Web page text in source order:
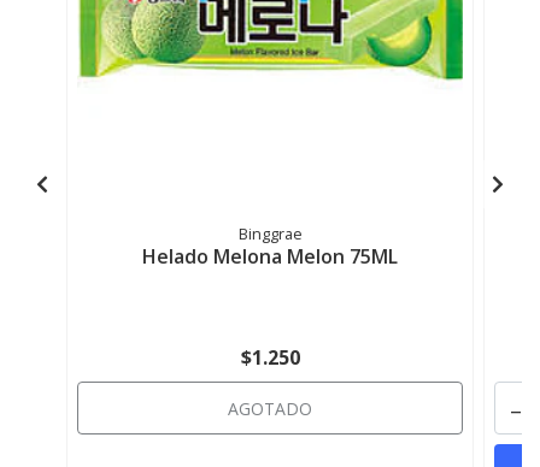
Binggrae
Helado Melona Melon 75ML
$1.250
AGOTADO -